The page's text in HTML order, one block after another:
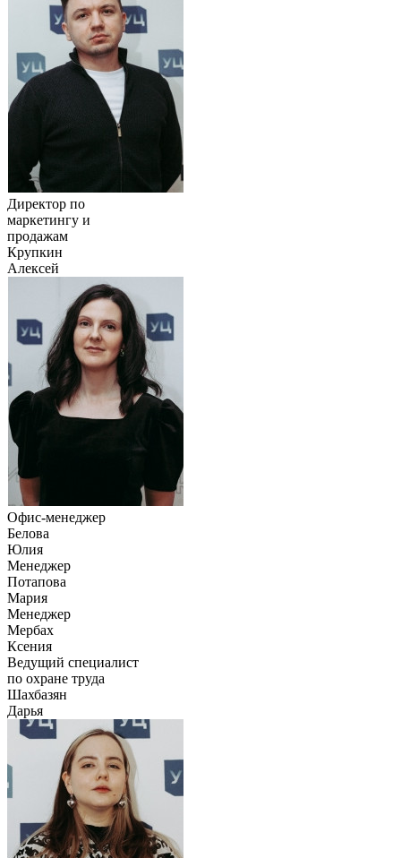
Директор по
маркетингу и
продажам
Крупкин
Алексей
Офис-менеджер
Белова
Юлия
Менеджер
Потапова
Мария
Менеджер
Мербах
Ксения
Ведущий специалист
по охране труда
Шахбазян
Дарья